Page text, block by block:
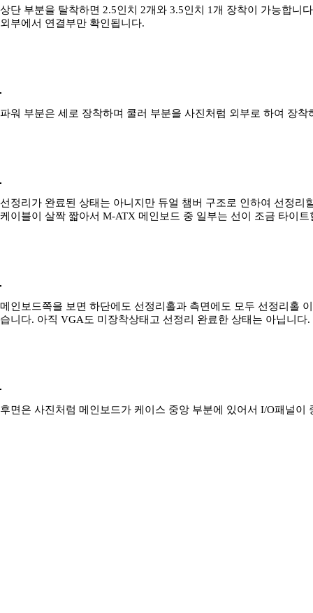
상단 부분을 탈착하면 2.5인치 2개와 3.5인치 1개 장착이 가능합니
외부에서 연결부만 확인됩니다.
파워 부분은 세로 장착하며 쿨러 부분을 사진처럼 외부로 하여 장
선정리가 완료된 상태는 아니지만 듀얼 챔버 구조로 인하여 선정리
케이블이 살짝 짧아서 M-ATX 메인보드 중 일부는 선이 조금 타이
메인보드쪽을 보면 하단에도 선정리홀과 측면에도 모두 선정리홀
습니다. 아직 VGA도 미장착상태고 선정리 완료한 상태는 아닙니다.
후면은 사진처럼 메인보드가 케이스 중앙 부분에 있어서 I/O패널이